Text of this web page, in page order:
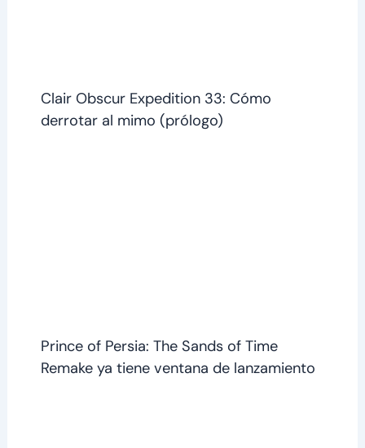
Clair Obscur Expedition 33: Cómo
derrotar al mimo (prólogo)
Prince of Persia: The Sands of Time
Remake ya tiene ventana de lanzamiento